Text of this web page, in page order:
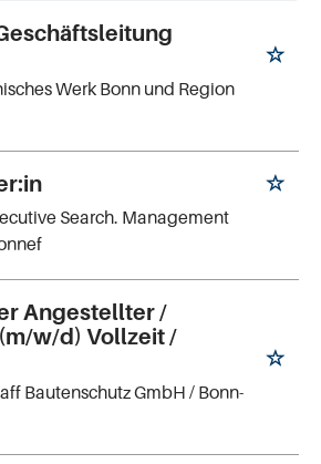
Werk Bonn und Region
Search. Management
Angestellter /
w/d) Vollzeit /
Bautenschutz GmbH / Bonn-